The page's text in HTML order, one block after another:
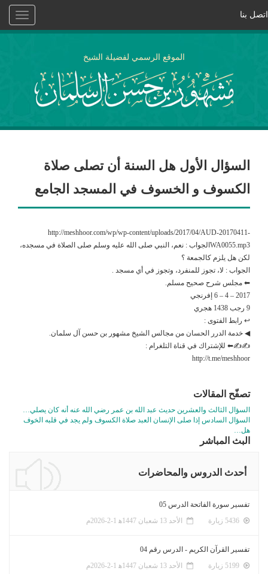
Toggle
اتصل بنا
الموقع الرسمي لفضيلة الشيخ
السؤال الأول هل السنة أن تصلى صلاة
الكسوف و الخسوف في المسجد الجامع
http://meshhoor.com/wp/wp-content/uploads/2017/04/AUD-20170411-
WA0055.mp3الجواب : نعم، النبي صلى الله عليه وسلم صلى الصلاة في مسجده،
لكن هل يلزم كالجمعة ؟
الجواب : لا، تجوز للمنفرد، وتجوز في أي مسجد .
⬅ مجلس شرح صحيح مسلم.
2017 – 4 – 6 إفرنجي
9 رجب 1438 هجري
↩ رابط الفتوى :
◀ خدمة الدرر الحسان من مجالس الشيخ مشهور بن حسن آل سلمان.
✍✍⬅ للإشتراك في قناة التلغرام :
http://t.me/meshhoor
تصفّح المقالات
السؤال الثالث والعشرين حديث عبد الله بن عمر رضي الله عنه أنه كان يصلي…
السؤال السادس إذا صلى الإنسان العبد صلاة الكسوف ولم يجد في قلبه الخوف
هل…
البث المباشر
أحدث الدروس والمحاضرات
تفسير سورة الفاتحة الدرس 05
الأحد 13 شعبان 1447ﻫ 1-2-2026م
تفسير القرآن الكريم - الدرس رقم 04
الأحد 13 شعبان 1447ﻫ 1-2-2026م